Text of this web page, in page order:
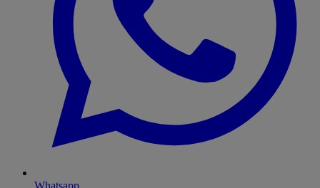
Whatsapp